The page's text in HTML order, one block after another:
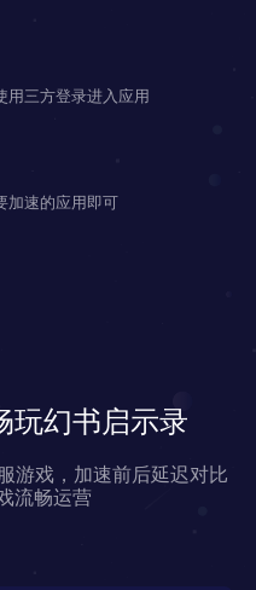
用三方登录进入应用
加速的应用即可
玩幻书启示录
游戏，加速前后延迟对比
流畅运营